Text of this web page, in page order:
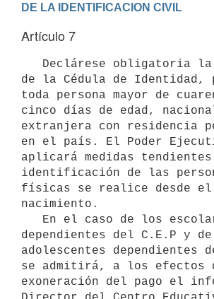
DE LA IDENTIFICACION CIVIL
Artículo 7
de la Cédula de Identidad,
toda persona mayor de
cinco días de edad,
extranjera con residencia
en el país. El Poder
aplicará medidas
identificación de las
físicas se realice desde el
nacimiento.
dependientes del C.E.P y
adolescentes dependientes
se admitirá, a los efectos
exoneración del pago el